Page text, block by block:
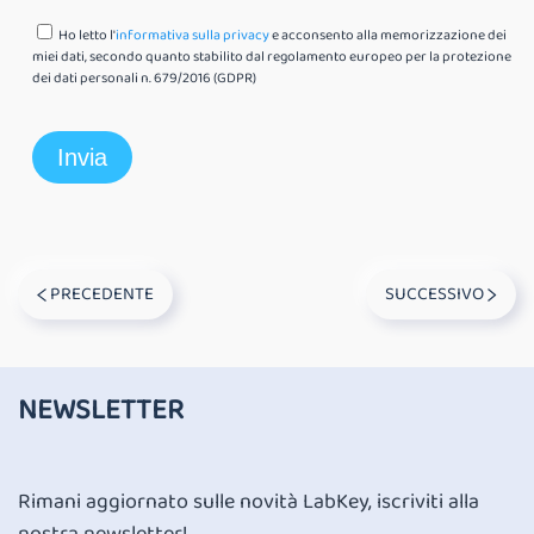
Ho letto l'informativa sulla privacye acconsento alla memorizzazione dei
miei dati, secondo quanto stabilito dal regolamento europeo per la protezione
dei dati personali n. 679/2016 (GDPR)
PRECEDENTE SUCCESSIVO
NEWSLETTER
Rimani aggiornato sulle novità LabKey, iscriviti alla